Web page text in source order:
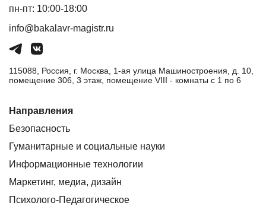
пн-пт: 10:00-18:00
info@bakalavr-magistr.ru
115088, Россия, г. Москва, 1-ая улица Машиностроения, д. 10,
помещение 306, 3 этаж, помещение VIII - комнаты с 1 по 6
Направления
Безопасность
Гуманитарные и социальные науки
Информационные технологии
Маркетинг, медиа, дизайн
Психолого-Педагогическое